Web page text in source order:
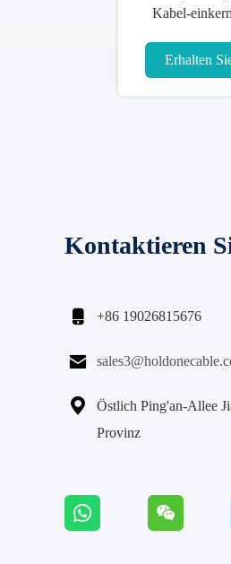
Kabel-
Erhalten
Kontaktieren
 +86 19026815676


Östlich Ping'an-Allee
Provinz